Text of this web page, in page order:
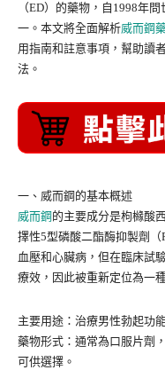
（ED）的藥物，自1998年
一。本文將全面解析威而鋼
用指南和註意事項，幫助讀
法。
一、威而鋼的基本概述
威而鋼的主要成分是枸櫞酸
擇性5型磷酸二酯酶抑製劑
血壓和心臟病，但在臨床試
療效，因此被重新定位為一
主要用途：治療男性勃起功
藥物形式：通常為口服片劑
可供選擇。